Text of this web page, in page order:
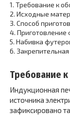
1. Требование к
2. Исходные
3. Способ
4.
5. Набивка
6.
Требование
Индукционная
источника
зафиксировано